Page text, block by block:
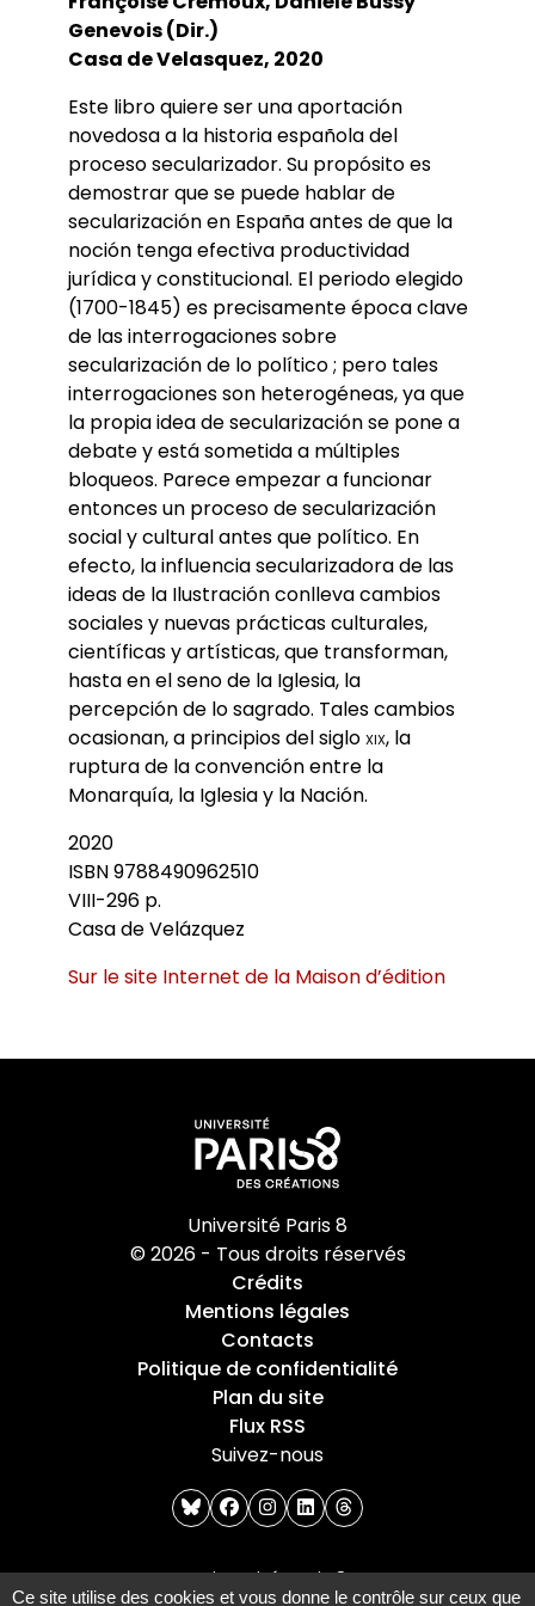
Ce site utilise des cookies et vous donne le contrôle sur ceux que
Genevois (Dir.)
Casa de Velasquez, 2020
Este libro quiere ser una aportación
novedosa a la historia española del
proceso secularizador. Su propósito es
demostrar que se puede hablar de
secularización en España antes de que la
noción tenga efectiva productividad
jurídica y constitucional. El periodo elegido
(1700-1845) es precisamente época clave
de las interrogaciones sobre
secularización de lo político ; pero tales
interrogaciones son heterogéneas, ya que
la propia idea de secularización se pone a
debate y está sometida a múltiples
bloqueos. Parece empezar a funcionar
entonces un proceso de secularización
social y cultural antes que político. En
efecto, la influencia secularizadora de las
ideas de la Ilustración conlleva cambios
sociales y nuevas prácticas culturales,
científicas y artísticas, que transforman,
hasta en el seno de la Iglesia, la
percepción de lo sagrado. Tales cambios
ocasionan, a principios del sigloxix, la
ruptura de la convención entre la
Monarquía, la Iglesia y la Nación.
2020
ISBN 9788490962510
VIII-296 p.
Casa de Velázquez
Sur le site Internet de la Maison d’édition
Université Paris 8
© 2026 - Tous droits réservés
Crédits
Mentions légales
Contacts
Politique de confidentialité
Plan du site
Flux RSS
Suivez-nous
blueskyfacebook
instagram
linkedinthreads
Université Paris 8